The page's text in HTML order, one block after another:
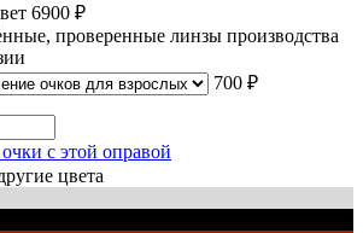
6900 ₽
проверенные линзы производства
700 ₽
очки с этой оправой
цвета